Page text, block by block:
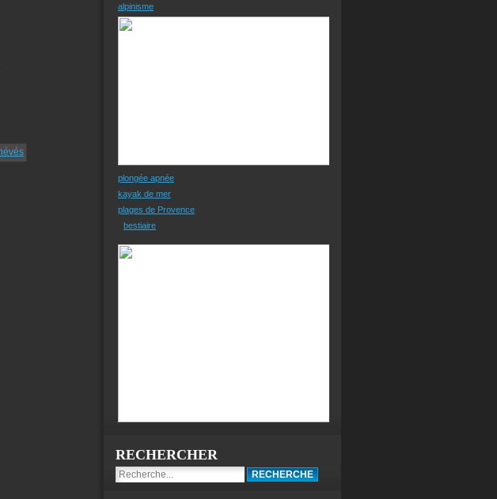
alpinisme
plongée apnée
kayak de mer
plages de Provence
bestiaire
RECHERCHER